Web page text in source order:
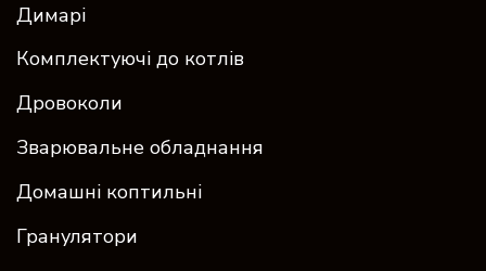
Димарі
Комплектуючі до котлів
Дровоколи
Зварювальне обладнання
Домашні коптильні
Гранулятори